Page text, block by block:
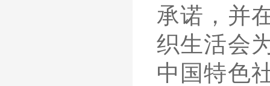
承诺，并
织生活会
中国特色